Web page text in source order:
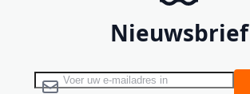
Nieuwsbrief
Abonneer u op onze nieuwsbrief